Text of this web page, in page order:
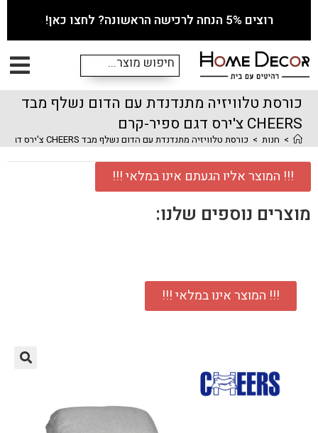
רוצים 5% הנחה לרכישה הראשונה? לחצו כאן!
כורסת טלוויזיה מתנדנדת עם הדום נשלף מבד
CHEERS צ'ירס דגם ספיר-קרם
> חנות > כורסת טלוויזיה מתנדנדת עם הדום נשלף מבד CHEERS צ'ירס דגם ספיר-קרם
!!! המוצר אליו הגעתם אינו במלאי !!!
מוצרים נוספים שלנו:
!!! המוצר אינו במלאי !!!